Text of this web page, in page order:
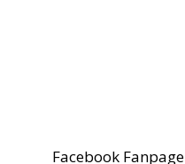
Facebook Fanpage